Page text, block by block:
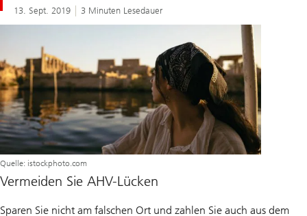
13. Sept. 2019 3 Minuten Lesedauer
Quelle: istockphoto.com
Vermeiden Sie AHV-Lücken
Sparen Sie nicht am falschen Ort und zahlen Sie auch aus dem